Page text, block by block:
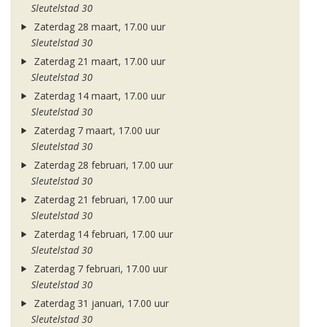
Sleutelstad 30
Zaterdag 28 maart, 17.00 uur
Sleutelstad 30
Zaterdag 21 maart, 17.00 uur
Sleutelstad 30
Zaterdag 14 maart, 17.00 uur
Sleutelstad 30
Zaterdag 7 maart, 17.00 uur
Sleutelstad 30
Zaterdag 28 februari, 17.00 uur
Sleutelstad 30
Zaterdag 21 februari, 17.00 uur
Sleutelstad 30
Zaterdag 14 februari, 17.00 uur
Sleutelstad 30
Zaterdag 7 februari, 17.00 uur
Sleutelstad 30
Zaterdag 31 januari, 17.00 uur
Sleutelstad 30